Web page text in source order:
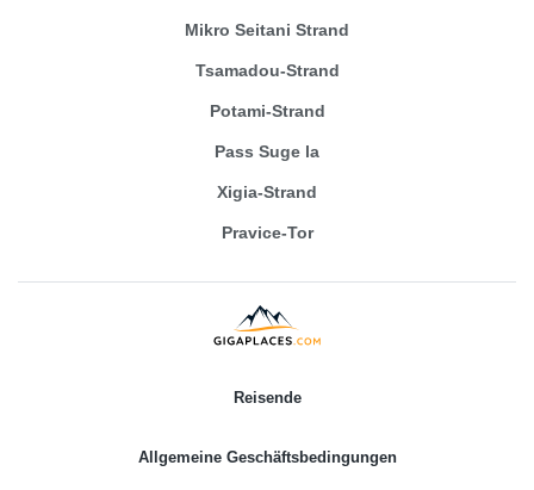
Mikro Seitani Strand
Tsamadou-Strand
Potami-Strand
Pass Suge la
Xigia-Strand
Pravice-Tor
Reisende
Allgemeine Geschäftsbedingungen